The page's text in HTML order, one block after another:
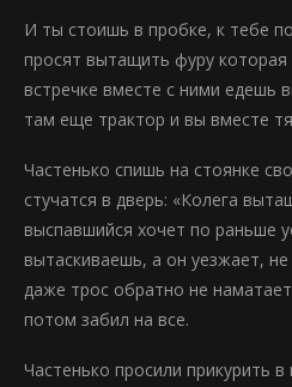
И ты стоишь в пробке, к тебе
просят вытащить фуру
встречке вместе с ними едешь
там еще трактор и вы вместе
Частенько спишь на стоянке
стучатся в дверь: «Колега
выспавшийся хочет по раньше
вытаскиваешь, а он уезжает,
даже трос обратно не
потом забил на все.
Частенько просили прикурить